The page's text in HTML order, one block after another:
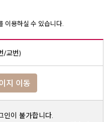
이용하실 수 있습니다.
/교번)
지 이동
인이 불가합니다.